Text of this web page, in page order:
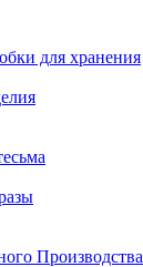
для хранения
Производства